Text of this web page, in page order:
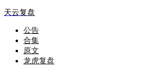
天云复盘
公告
合集
原文
龙虎复盘